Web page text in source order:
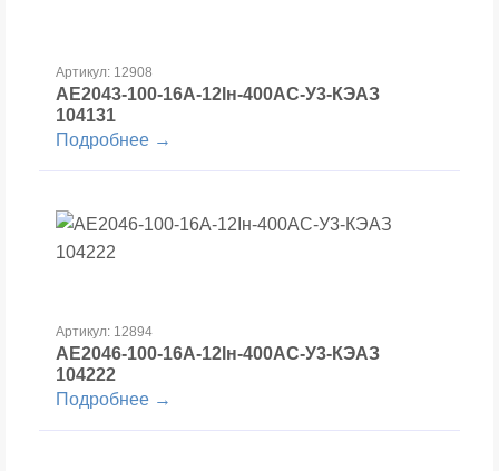
Артикул: 12908
АЕ2043-100-16А-12Iн-400AC-У3-КЭАЗ
104131
Подробнее →
Артикул: 12894
АЕ2046-100-16А-12Iн-400AC-У3-КЭАЗ
104222
Подробнее →